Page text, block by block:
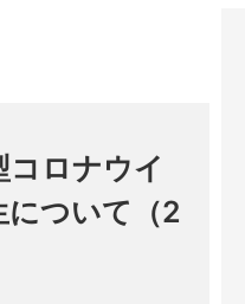
コロナウイ
について（2